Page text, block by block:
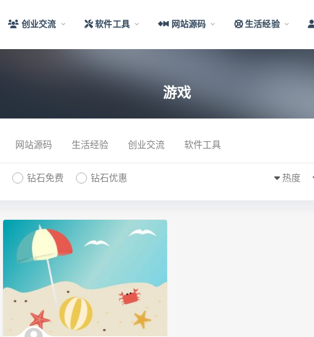
创业交流 软件工具 网站源码 生活经验
游戏
网站源码 生活经验 创业交流 软件工具
钻石免费 钻石优惠 热度